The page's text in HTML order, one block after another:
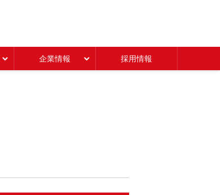
企業情報 採用情報